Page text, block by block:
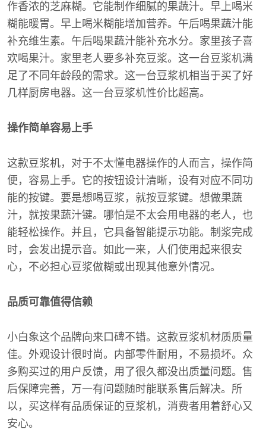
作香浓的芝麻糊。它能制作细腻的果蔬汁。早上喝米
糊能暖胃。早上喝米糊能增加营养。午后喝果蔬汁能
补充维生素。午后喝果蔬汁能补充水分。家里孩子喜
欢喝果汁。家里老人要多补充豆浆。这一台豆浆机满
足了不同年龄段的需求。这一台豆浆机相当于买了好
几样厨房电器。这一台豆浆机性价比超高。
操作简单容易上手
这款豆浆机，对于不太懂电器操作的人而言，操作简
便，容易上手。它的按钮设计清晰，设有对应不同功
能的按键。要是想喝豆浆，就按豆浆键。想做果蔬
汁，就按果蔬汁键。哪怕是不太会用电器的老人，也
能轻松操作。并且，它具备智能提示功能。制浆完成
时，会发出提示音。如此一来，人们使用起来很安
心，不必担心豆浆做糊或出现其他意外情况。
品质可靠值得信赖
小白象这个品牌向来口碑不错。这款豆浆机材质质量
佳。外观设计很时尚。内部零件耐用，不易损坏。众
多购买过的用户反馈，用了很久都没出质量问题。售
后保障完善，万一有问题随时能联系售后解决。所
以，买这样有品质保证的豆浆机，消费者用着舒心又
安心。